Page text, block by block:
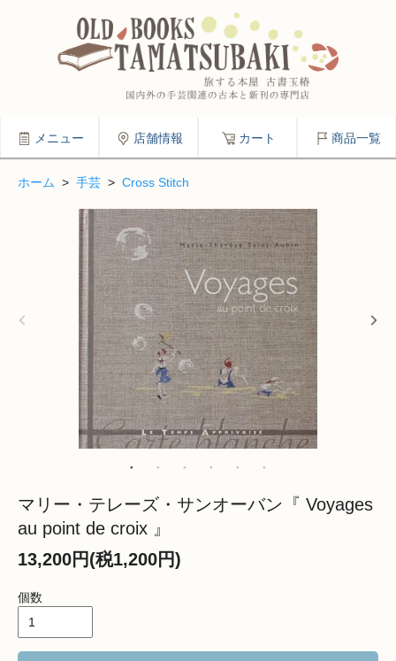
メニュー 店舗情報 カート 商品一覧
ホーム > 手芸 > Cross Stitch
マリー・テレーズ・サンオーバン『 Voyages
au point de croix 』
13,200円(税1,200円)
個数